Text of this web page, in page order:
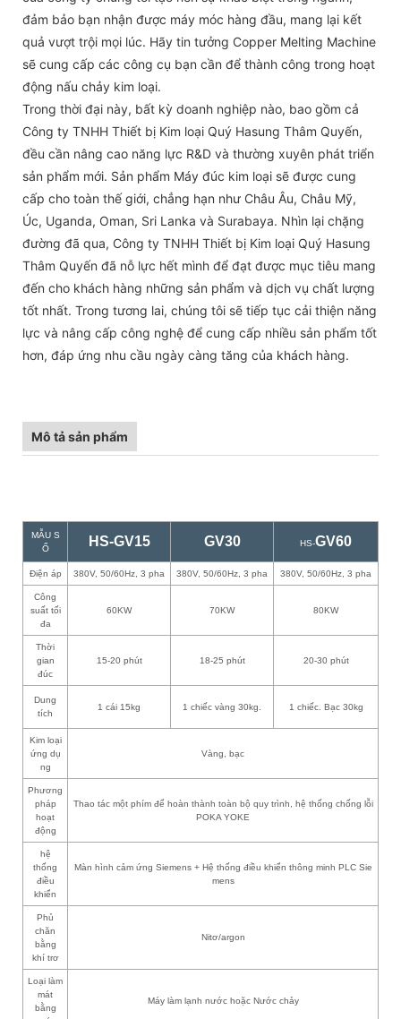
đảm bảo bạn nhận được máy móc hàng đầu, mang lại kết
quả vượt trội mọi lúc. Hãy tin tưởng Copper Melting Machine
sẽ cung cấp các công cụ bạn cần để thành công trong hoạt
động nấu chảy kim loại.
Trong thời đại này, bất kỳ doanh nghiệp nào, bao gồm cả
Công ty TNHH Thiết bị Kim loại Quý Hasung Thâm Quyến,
đều cần nâng cao năng lực R&D và thường xuyên phát triển
sản phẩm mới. Sản phẩm Máy đúc kim loại sẽ được cung
cấp cho toàn thế giới, chẳng hạn như Châu Âu, Châu Mỹ,
Úc, Uganda, Oman, Sri Lanka và Surabaya. Nhìn lại chặng
đường đã qua, Công ty TNHH Thiết bị Kim loại Quý Hasung
Thâm Quyến đã nỗ lực hết mình để đạt được mục tiêu mang
đến cho khách hàng những sản phẩm và dịch vụ chất lượng
tốt nhất. Trong tương lai, chúng tôi sẽ tiếp tục cải thiện năng
lực và nâng cấp công nghệ để cung cấp nhiều sản phẩm tốt
hơn, đáp ứng nhu cầu ngày càng tăng của khách hàng.
Mô tả sản phẩm
MẪU S
Ố
HS-GV15 GV30 HS-GV60
Điện áp 380V, 50/60Hz, 3 pha 380V, 50/60Hz, 3 pha 380V, 50/60Hz, 3 pha
Công
suất tối
đa
60KW 70KW 80KW
Thời
gian
đúc
15-20 phút 18-25 phút 20-30 phút
Dung
tích
1 cái 15kg 1 chiếc vàng 30kg. 1 chiếc. Bạc 30kg
Kim loại
ứng dụ
ng
Vàng, bạc
Phương
pháp
hoạt
động
Thao tác một phím để hoàn thành toàn bộ quy trình, hệ thống chống lỗi
POKA YOKE
hệ
thống
điều
khiển
Màn hình cảm ứng Siemens + Hệ thống điều khiển thông minh PLC Sie
mens
Phủ
chăn
bằng
khí trơ
Nitơ/argon
Loại làm
mát
bằng
Máy làm lạnh nước hoặc Nước chảy